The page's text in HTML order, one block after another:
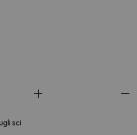
sci